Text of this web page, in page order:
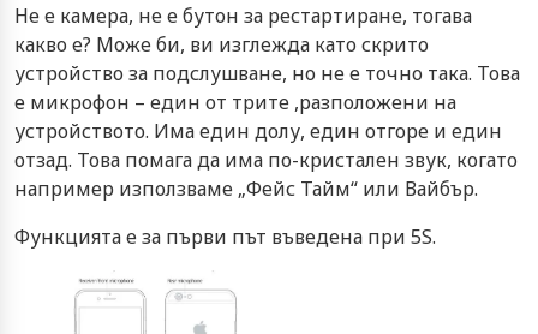
Не е камера, не е бутон за рестартиране, тогава
какво е? Може би, ви изглежда като скрито
устройство за подслушване, но не е точно така. Това
е микрофон – един от трите ,разположени на
устройството. Има един долу, един отгоре и един
отзад. Това помага да има по-кристален звук, когато
например използваме „Фейс Тайм“ или Вайбър.
Функцията е за първи път въведена при 5S.